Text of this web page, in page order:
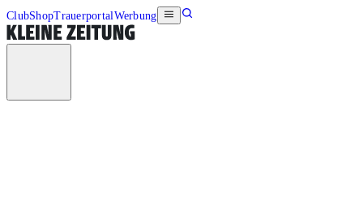
ClubShopTrauerportalWerbung